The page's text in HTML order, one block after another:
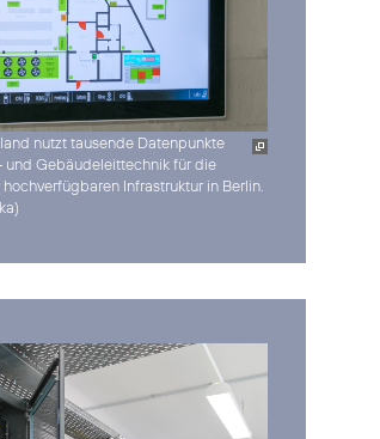
nutzt tausende Datenpunkte
und Gebäudeleittechnik für die
Infrastruktur in Berlin.
)